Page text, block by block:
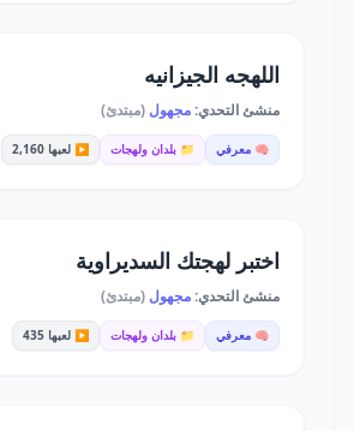
اللهجه الجيزانيه
منشئ التحدي:مجهول (مبتدئ)
🧠 معرفي 📁 بلدان ولهجات ▶️ لعبها 2,160
اختبر لهجتك السديراوية
منشئ التحدي:مجهول (مبتدئ)
🧠 معرفي 📁 بلدان ولهجات ▶️ لعبها 435